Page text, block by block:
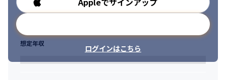
データの加工・集計・分析・解析（ビッグデータ分析、統計解
析）及び分析結果報告、施策立案
・データ全体のライフサイクルにわたる管理業務（データ資産・
品質管理など）
＜上記以外の主要取引＞
SHIFT商流で、大手自動車メーカー、大手人材企業、大手家電
ログインはこちら
想定年収